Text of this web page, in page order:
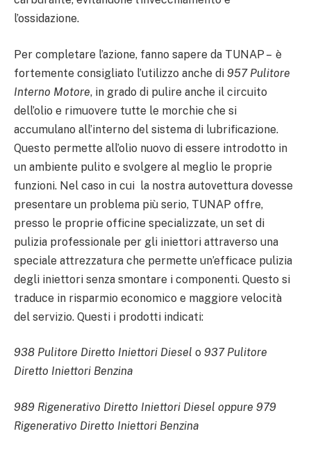
l’ossidazione.
Per completare l’azione, fanno sapere da TUNAP – è
fortemente consigliato l’utilizzo anche di 957 Pulitore
Interno Motore, in grado di pulire anche il circuito
dell’olio e rimuovere tutte le morchie che si
accumulano all’interno del sistema di lubrificazione.
Questo permette all’olio nuovo di essere introdotto in
un ambiente pulito e svolgere al meglio le proprie
funzioni. Nel caso in cui la nostra autovettura dovesse
presentare un problema più serio, TUNAP offre,
presso le proprie officine specializzate, un set di
pulizia professionale per gli iniettori attraverso una
speciale attrezzatura che permette un’efficace pulizia
degli iniettori senza smontare i componenti. Questo si
traduce in risparmio economico e maggiore velocità
del servizio. Questi i prodotti indicati:
938 Pulitore Diretto Iniettori Diesel o 937 Pulitore
Diretto Iniettori Benzina
989 Rigenerativo Diretto Iniettori Diesel oppure 979
Rigenerativo Diretto Iniettori Benzina